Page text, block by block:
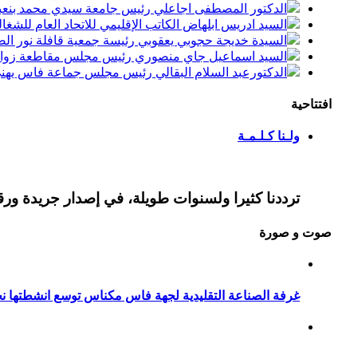
الدكتور المصطفى اجاعلي رئيس جامعة سيدي محمد
السيد ادريس ابلهاض الكاتب الإقليمي للاتحاد العام
السيدة خديجة حجوبي يعقوبي رئيسة جمعية قافلة نور
السيد اسماعيل جاي منصوري رئيس مجلس مقاطعة
الدكتورعبد السلام البقالي رئيس مجلس جماعة فاس
افتتاحية
ولـنا كـلـمـة
ترددنا كثيرا ولسنوات طويلة، في إصدار جريدة
صوت و صورة
غرفة الصناعة التقليدية لجهة فاس مكناس توسع انشطتها